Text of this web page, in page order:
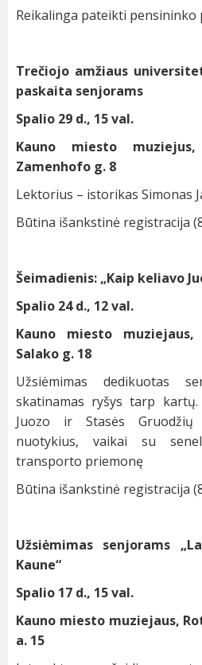
Reikalinga pateikti pensininko
Trečiojo amžiaus
paskaita senjorams
Spalio 29 d., 15 val.
Kauno miesto
Zamenhofo g. 8
Lektorius – istorikas Simonas
Būtina išankstinė registracija
Šeimadienis: „Kaip keliavo
Spalio 24 d., 12 val.
Kauno miesto muziejaus,
Salako g. 18
Užsiėmimas dedikuotas
skatinamas ryšys tarp
Juozo ir Stasės
nuotykius, vaikai su
transporto priemonę
Būtina išankstinė registracija
Užsiėmimas senjorams
Kaune“
Spalio 17 d., 15 val.
Kauno miesto muziejaus,
a. 15